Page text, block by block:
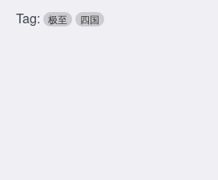
Tag:
极至 四国